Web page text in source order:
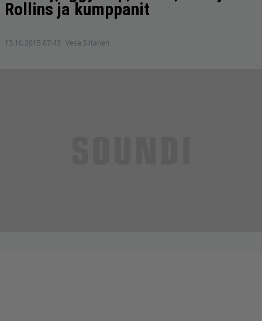
Rollins ja kumppanit
13.10.2015 07:43 Vesa Siltanen